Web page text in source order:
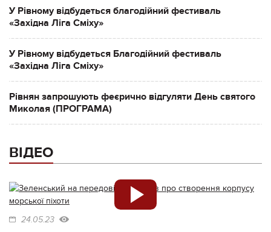
У Рівному відбудеться благодійний фестиваль
«Західна Ліга Сміху»
У Рівному відбудеться Благодійний фестиваль
«Західна Ліга Сміху»
Рівнян запрошують феєрично відгуляти День святого
Миколая (ПРОГРАМА)
ВІДЕО
24.05.23